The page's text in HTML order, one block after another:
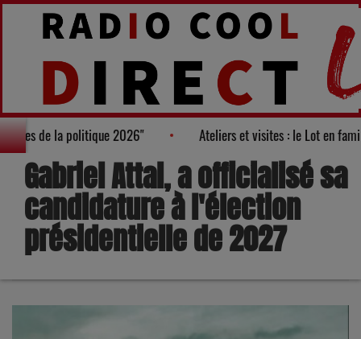
"100 nouveaux visages de la politique 2026" Ateliers et
Gabriel Attal, a officialisé sa
candidature à l'élection
présidentielle de 2027